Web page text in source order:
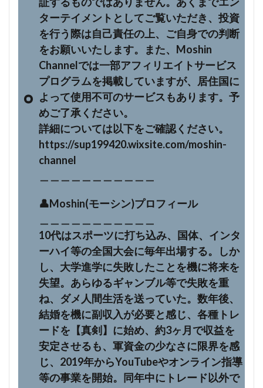
ターテイメントとしてご覧いただき、投資
を行う際は自己責任の上、ご自身での判断
をお願いいたします。また、Moshin
Channelでは一部アフィリエイトサービス
プログラムを掲載していますが、居住国に
よって使用不可のサービスもあります。予
めご了承ください。
詳細については以下をご確認ください。
https://sup199420.wixsite.com/moshin-
channel
👤Moshin(モーシン)プロフィール
10代はスポーツに打ち込み、国体、インタ
ーハイ等の全国大会に毎年出場する。しか
し、大学進学に失敗したことを機に将来を
失望。あらゆるギャンブル等で失敗を重
ね、ダメ人間生活を送っていた。数年後、
結婚を機に副収入が必要と感じ、各種トレ
ードを【真剣】に始め、約3ヶ月で収益を
安定させるも、軍資金の少なさに限界を感
じ、2019年からYouTubeやオンライン指導
等の事業を開始。同年中にトレード以外で